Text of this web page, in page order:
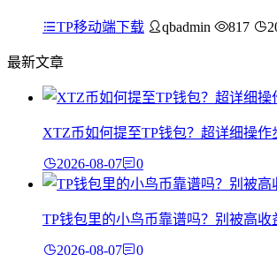
TP移动端下载 qbadmin 817
最新文章
XTZ币如何提至TP钱包？超详细操作
2026-08-07 0
TP钱包里的小鸟币靠谱吗？别被高收
2026-08-07 0